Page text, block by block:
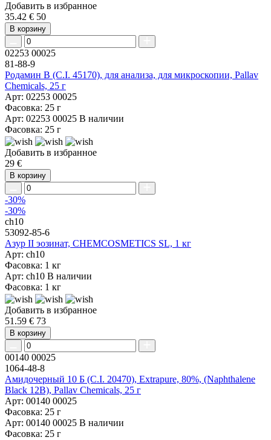
Добавить в избранное
35.42 € 50
В корзину
02253 00025
81-88-9
Родамин B (C.I. 45170), для анализа, для микроскопии, Pallav
Chemicals, 25 г
Арт: 02253 00025
Фасовка: 25 г
Арт: 02253 00025 В наличии
Фасовка: 25 г
Добавить в избранное
29 €
В корзину
-30%
-30%
ch10
53092-85-6
Азур II эозинат, CHEMCOSMETICS SL, 1 кг
Арт: ch10
Фасовка: 1 кг
Арт: ch10 В наличии
Фасовка: 1 кг
Добавить в избранное
51.59 € 73
В корзину
00140 00025
1064-48-8
Амидочерный 10 Б (C.I. 20470), Extrapure, 80%, (Naphthalene
Black 12B), Pallav Chemicals, 25 г
Арт: 00140 00025
Фасовка: 25 г
Арт: 00140 00025 В наличии
Фасовка: 25 г